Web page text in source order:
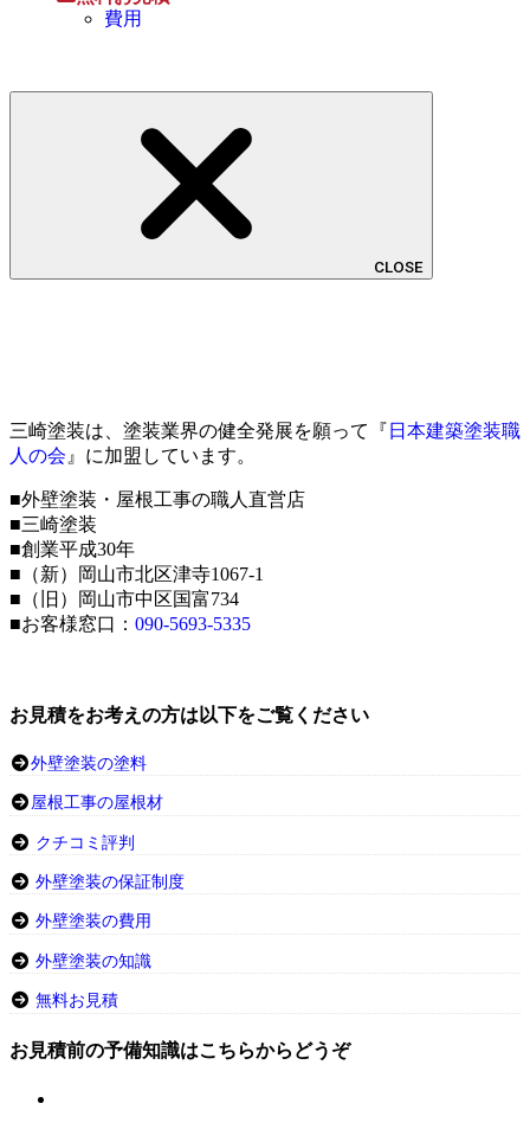
費用
CLOSE
三崎塗装は、塗装業界の健全発展を願って『 日本建築塗装職
人の会 』に加盟しています。
■外壁塗装・屋根工事の職人直営店
■三崎塗装
■創業平成30年
■（新）岡山市北区津寺1067-1
■（旧）岡山市中区国富734
■お客様窓口： 090-5693-5335
お見積をお考えの方は以下をご覧ください
外壁塗装の塗料
屋根工事の屋根材
クチコミ評判
外壁塗装の保証制度
外壁塗装の費用
外壁塗装の知識
無料お見積
お見積前の予備知識はこちらからどうぞ